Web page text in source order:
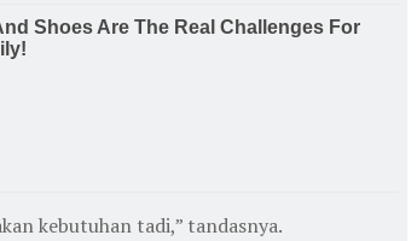
kebutuhan tadi,” tandasnya.